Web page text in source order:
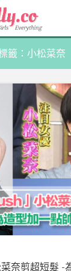
籤：小松菜奈
奈剪超短髮 -